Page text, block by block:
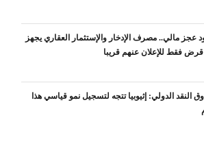
عجز مالي.. مصرف الإدخار والإستثمار العقاري يجهز
النقد الدولي: إثيوبيا تتجه لتسجيل نمو قياسي هذا